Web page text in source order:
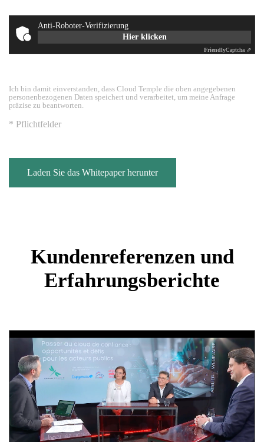
Anti-Roboter-Verifizierung
Hier klicken
FriendlyCaptcha ⇗
Ich bin damit einverstanden, dass Cloud Temple die oben angegebenen
personenbezogenen Daten speichert und verarbeitet, um meine Anfrage
präzise zu beantworten.
* Pflichtfelder
Laden Sie das Whitepaper herunter
Kundenreferenzen und
Erfahrungsberichte